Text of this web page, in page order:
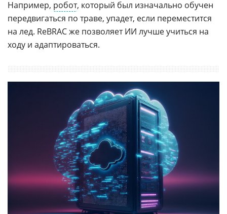
Например, робот, который был изначально обучен
передвигаться по траве, упадет, если переместится
на лед. ReBRAC же позволяет ИИ лучше учиться на
ходу и адаптироваться.